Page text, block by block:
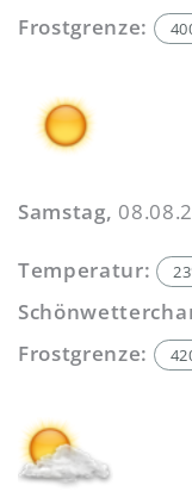
Frostgrenze:
Samstag,
Temperatur:
Frostgrenze: